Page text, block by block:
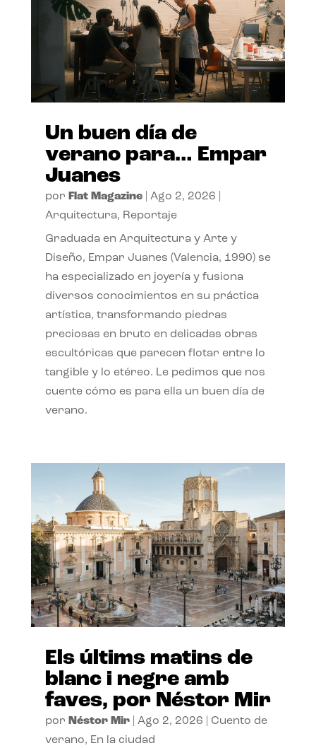
Un buen día de
verano para… Empar
Juanes
por Flat Magazine| Ago 2, 2026
Arquitectura, Reportaje
Graduada en Arquitectura y Arte y
Diseño, Empar Juanes (Valencia, 1990) se
ha especializado en joyería y fusiona
diversos conocimientos en su práctica
artística, transformando piedras
preciosas en bruto en delicadas obras
escultóricas que parecen flotar entre lo
tangible y lo etéreo. Le pedimos que nos
cuente cómo es para ella un buen día de
verano.
Els últims matins de
blanc i negre amb
faves, por Néstor Mir
por Néstor Mir| Ago 2, 2026
Cuento de
verano, En la ciudad